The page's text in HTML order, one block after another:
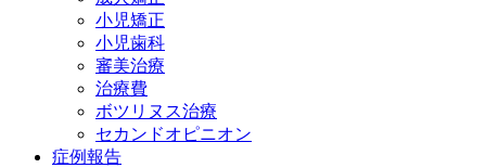
小児矯正
小児歯科
審美治療
治療費
ボツリヌス治療
セカンドオピニオン
症例報告